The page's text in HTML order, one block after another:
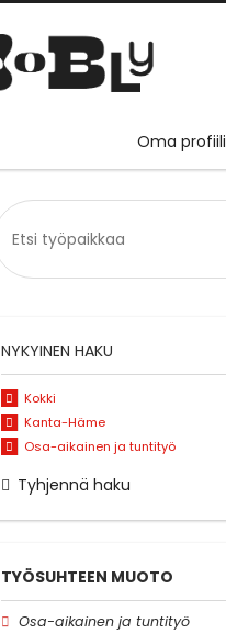
Oma profiili
NYKYINEN HAKU
Kokki
Kanta-Häme
Osa-aikainen ja tuntityö
Tyhjennä haku
TYÖSUHTEEN MUOTO
Osa-aikainen ja tuntityö